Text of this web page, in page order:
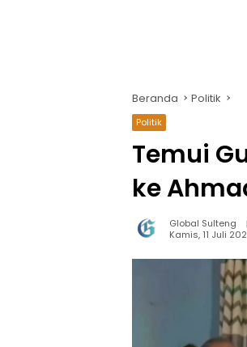
Beranda Politik
Politik
Temui
ke
Global Sulteng
Kamis, 11 Juli